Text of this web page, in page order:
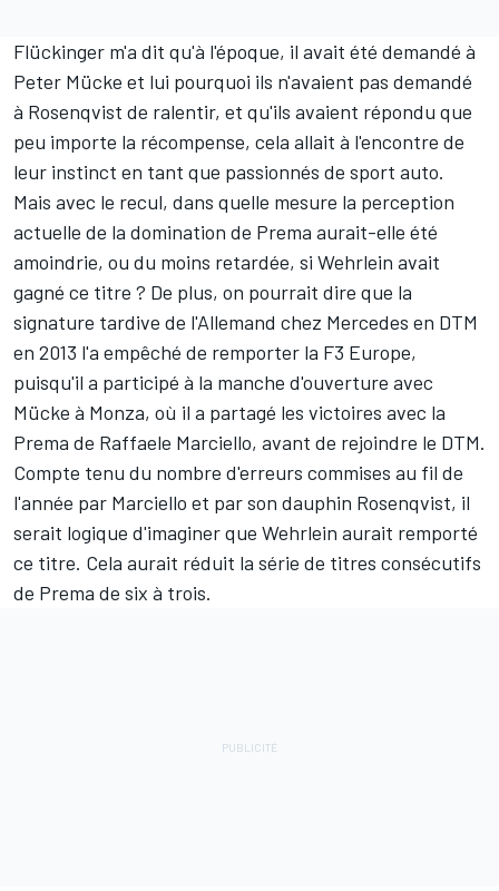
Flückinger m'a dit qu'à l'époque, il avait été demandé à
Peter Mücke et lui pourquoi ils n'avaient pas demandé
à Rosenqvist de ralentir, et qu'ils avaient répondu que
peu importe la récompense, cela allait à l'encontre de
leur instinct en tant que passionnés de sport auto.
Mais avec le recul, dans quelle mesure la perception
actuelle de la domination de Prema aurait-elle été
amoindrie, ou du moins retardée, si Wehrlein avait
gagné ce titre ? De plus, on pourrait dire que la
signature tardive de l'Allemand chez Mercedes en DTM
en 2013 l'a empêché de remporter la F3 Europe,
puisqu'il a participé à la manche d'ouverture avec
Mücke à Monza, où il a partagé les victoires avec la
Prema de Raffaele Marciello, avant de rejoindre le DTM.
Compte tenu du nombre d'erreurs commises au fil de
l'année par Marciello et par son dauphin Rosenqvist, il
serait logique d'imaginer que Wehrlein aurait remporté
ce titre. Cela aurait réduit la série de titres consécutifs
de Prema de six à trois.